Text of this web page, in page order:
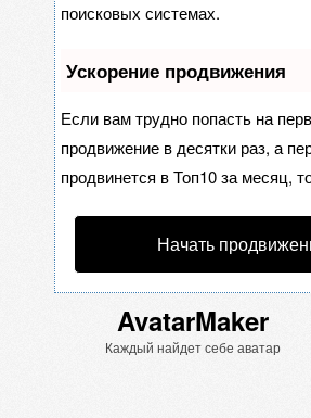
поисковых системах.
Ускорение продвижения
Если вам трудно попасть на
продвижение в десятки раз, а
продвинется в Топ10 за месяц,
Начать
AvatarMaker
Каждый найдет себе аватар